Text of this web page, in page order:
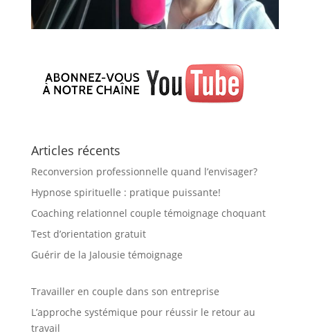
Articles récents
Reconversion professionnelle quand l’envisager?
Hypnose spirituelle : pratique puissante!
Coaching relationnel couple témoignage choquant
Test d’orientation gratuit
Guérir de la Jalousie témoignage
Travailler en couple dans son entreprise
L’approche systémique pour réussir le retour au
travail